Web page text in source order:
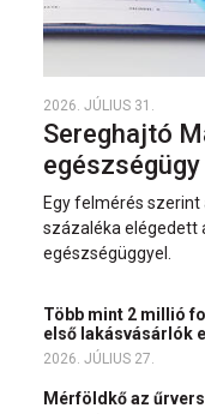
2026. JÚLIUS 31.
Sereghajtó
Egy felmérés
százaléka elégedett
egészségüggyel.
Több mint 2 millió
első lakásvásárlók
2026. JÚLIUS 27.
Mérföldkő az